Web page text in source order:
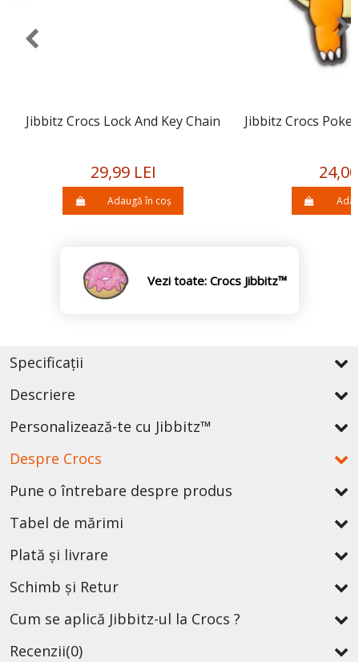
Jibbitz Crocs Lock And Key Chain
29,99 LEI
Adaugă în coș
Jibbitz Crocs
Vezi toate: Crocs Jibbitz™
Specificații
Descriere
Personalizează-te cu Jibbitz™
Despre Crocs
Pune o întrebare despre produs
Tabel de mărimi
Plată și livrare
Schimb și Retur
Cum se aplică Jibbitz-ul la Crocs ?
Recenzii(0)